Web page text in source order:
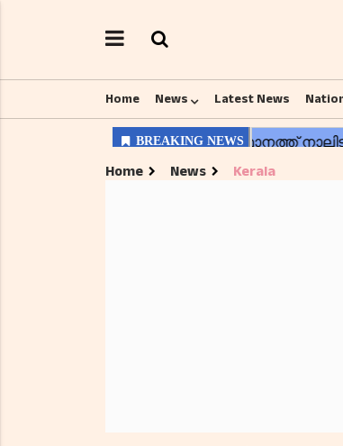
Home News Latest News
Home News Kerala